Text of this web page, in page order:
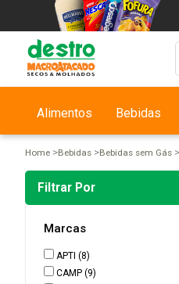
Alimentos Bebidas
Home Bebidas Bebidas sem Gás
Filtrar Por
Marcas
APTI (8)
CAMP (9)